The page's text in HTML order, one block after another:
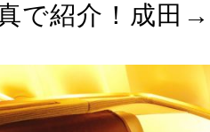
で紹介！成田